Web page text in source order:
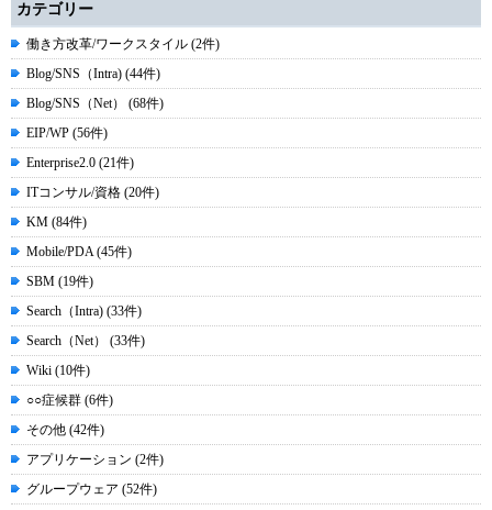
カテゴリー
働き方改革/ワークスタイル (2件)
Blog/SNS（Intra) (44件)
Blog/SNS（Net） (68件)
EIP/WP (56件)
Enterprise2.0 (21件)
ITコンサル/資格 (20件)
KM (84件)
Mobile/PDA (45件)
SBM (19件)
Search（Intra) (33件)
Search（Net） (33件)
Wiki (10件)
○○症候群 (6件)
その他 (42件)
アプリケーション (2件)
グループウェア (52件)